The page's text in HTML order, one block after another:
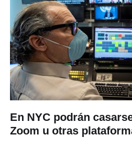
En NYC podrán
Zoom u otras